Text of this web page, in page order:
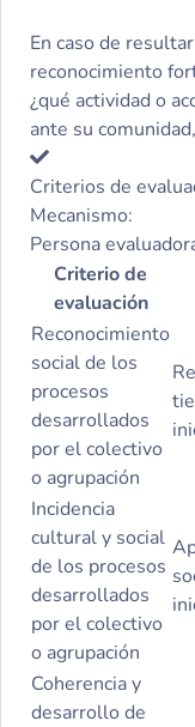
En caso de
reconocimiento
¿qué actividad o
ante su
Criterios de
Mecanismo:
Persona
Criterio de
evaluación
Reconocimiento
social de los
procesos
desarrollados
por el colectivo
o agrupación
Incidencia
cultural y social
de los procesos
desarrollados
por el colectivo
o agrupación
Coherencia y
desarrollo de